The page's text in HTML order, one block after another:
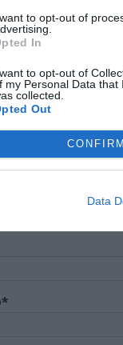
to opt-out of
In
to opt-out of
my Personal Data that
collected.
Out
CONFIRM
Data